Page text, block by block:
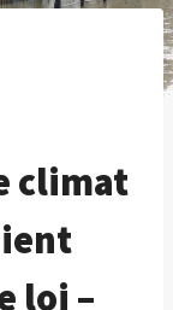
climat
loi –